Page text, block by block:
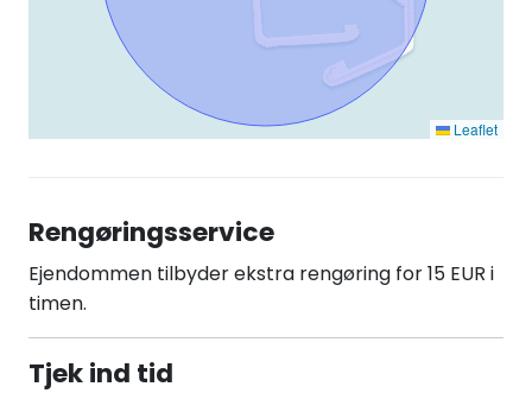
Leaflet
Rengøringsservice
Ejendommen tilbyder ekstra rengøring for 15 EUR i
timen.
Tjek ind tid